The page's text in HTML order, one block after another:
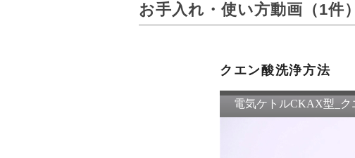
みまもりほっとライン相談窓口
」に直接
本サイトに情報を掲載する際には、細心
・掲載された情報が全て正確であり、有
・掲載された情報が常に最新のものであ
・本サイトをご利用になったこと、また
・予告なしにサーバーの停止、本サービ
お手入れ・使い方動画（1件）
クエン酸洗浄方法